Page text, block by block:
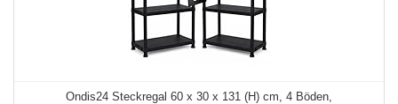
Ondis24 Steckregal 60 x 30 x 131 (H) cm, 4 Böden,